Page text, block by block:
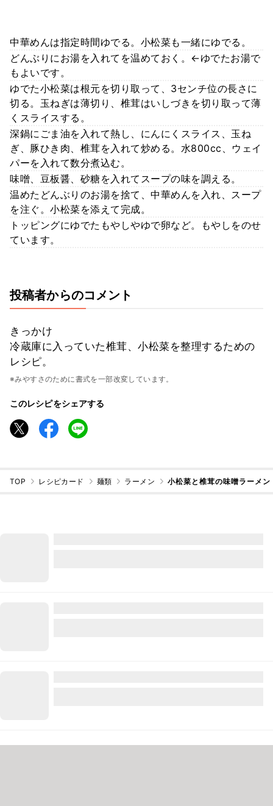
中華めんは指定時間ゆでる。小松菜も一緒にゆでる。
どんぶりにお湯を入れてを温めておく。←ゆでたお湯で
もよいです。
ゆでた小松菜は根元を切り取って、3センチ位の長さに
切る。玉ねぎは薄切り、椎茸はいしづきを切り取って薄
くスライスする。
深鍋にごま油を入れて熱し、にんにくスライス、玉ね
ぎ、豚ひき肉、椎茸を入れて炒める。水800cc、ウェイ
パーを入れて数分煮込む。
味噌、豆板醤、砂糖を入れてスープの味を調える。
温めたどんぶりのお湯を捨て、中華めんを入れ、スープ
を注ぐ。小松菜を添えて完成。
トッピングにゆでたもやしやゆで卵など。もやしをのせ
ています。
投稿者からのコメント
きっかけ
冷蔵庫に入っていた椎茸、小松菜を整理するための
レシピ。
※みやすさのために書式を一部改変しています。
このレシピをシェアする
TOP レシピカード 麺類 ラーメン 小松菜と椎茸の味噌ラーメ